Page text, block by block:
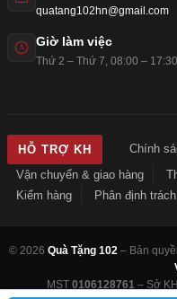
quatang102hn@gmail.com
Giờ làm việc
Thứ 2 – Thứ 7, 08:00 – 17:30
HỖ TRỢ KH Chính
Vận chuyển & giao hàng
Kiểm hàng
Phân định
© 2026 Quà Tặng 102– Bản
MST 0106128761 – Sở